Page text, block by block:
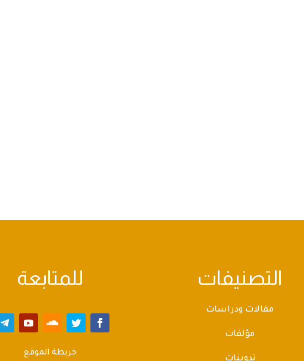
للمتابعة
خريطة الموقع
التصنيفات
مقالات ودراسات
مؤلفات